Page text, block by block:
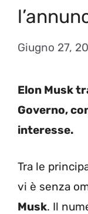
Giugno 27,
Elon Musk
Governo,
interesse.
Tra le
vi è senza
Musk. Il